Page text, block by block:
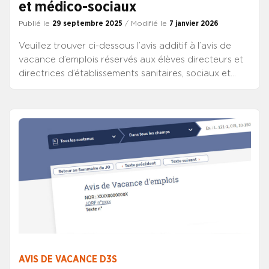
et médico-sociaux
Publié le 29 septembre 2025 / Modifié le 7 janvier 2026
Veuillez trouver ci-dessous l’avis additif à l’avis de
vacance d’emplois réservés aux élèves directeurs et
directrices d’établissements sanitaires, sociaux et
Fezensac aux centres hospitaliers d’Auch, de Vic-
Fezensac et de Mirande (Gers). CONSULTER L’AVIS
ADDITIF DU 28 SEPTEMBRE DIRECTEUR ADJOINT
CONSULTER L’AVIS ADDITIF DU 20 SEPTEMBRE
DIRECTEUR ADJOINT CONSULTER L’AVIS
MODIFICATIF DU 19 SEPTEMBRE DIRECTEUR ADJOINT
CONSULTER L’AVIS ADDITIF DU 17 SEPTEMBRE
AVIS DE VACANCE D3S